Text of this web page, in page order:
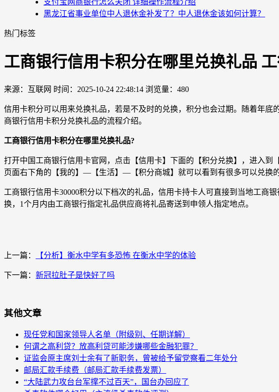
支付宝网商银行怎么关闭 详细操作流程介绍
黑龙江省事业单位中人退休金补发了？中人退休金该如何计算？
热门标签
工商银行信用卡积分在哪里兑换礼品
来源：互联网 时间：2025-10-24 22:48:14 浏览量：480
信用卡积分可以用来兑换礼品，若是不及时的兑换，积分也会过期。随着年
商银行信用卡积分兑换礼品的流程介绍。
工商银行信用卡积分在哪里兑换礼品?
打开中国工商银行信用卡官网，点击【信用卡】下面的【积分兑换】，进入
页面右下角的【我的】—【生活】—【积分商城】就可以看到有很多可以兑换
工商银行信用卡30000积分以下档次的礼品，信用卡持卡人可直接到当地工商
换，1个月内由工商银行指定礼品供应商将礼品寄送到申领人指定地点。
上一篇： 【分析】衡水中学有多恐怖 在衡水中学的体验
下一篇： 新冠拉肚子是快好了吗
其他文章
现任党和国家领导人名单（附级别、任期详解）
何谓之高利贷？放高利贷可能涉嫌哪些金融犯罪？
证监会原主席刘士余有了新职务，曾被给予留党察看二年处分
邮局汇款手续费（邮局汇款手续费发票）
“大陆武力攻台台军撑不过百天”，国台办回应了